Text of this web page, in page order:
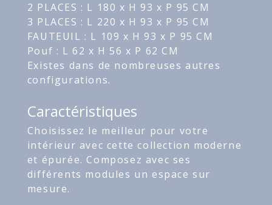
2 PLACES : L 180 x H 93 x P 95 CM
3 PLACES : L 220 x H 93 x P 95 CM
FAUTEUIL : L 109 x H 93 x P 95 CM
Pouf : L 62 x H 56 x P 62 CM
Existes dans de nombreuses autres
configurations.
Caractéristiques
Choisissez le meilleur pour votre
intérieur avec cette collection moderne
et épurée. Composez avec ses
différents modules un espace sur
mesure.